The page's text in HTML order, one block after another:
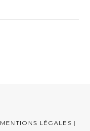
MENTIONS LÉGALES |